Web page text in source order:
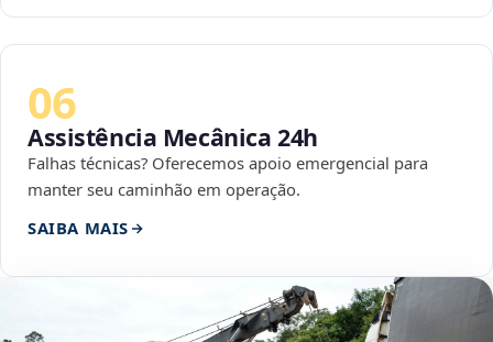
06
Assistência Mecânica 24h
Falhas técnicas? Oferecemos apoio emergencial para
manter seu caminhão em operação.
SAIBA MAIS